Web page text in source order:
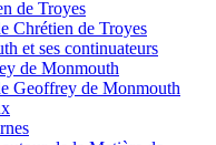
de Troyes
Chrétien de Troyes
et ses continuateurs
de Monmouth
Geoffrey de Monmouth